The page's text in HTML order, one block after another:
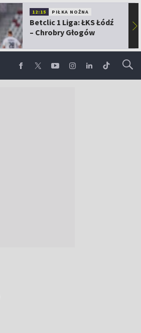
12:15 PIŁKA NOŻNA
Betclic 1 Liga: ŁKS Łódź
– Chrobry Głogów
▶